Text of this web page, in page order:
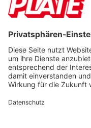
Lieferbedingungen
Footer anzeigen
PLATE
Hilligenwarf 5